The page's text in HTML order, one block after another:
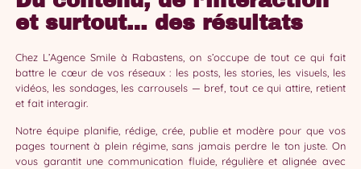
et surtout… des résultats
Chez L’Agence Smile à Rabastens, on s’occupe de tout ce qui fait
battre le cœur de vos réseaux : les posts, les stories, les visuels, les
vidéos, les sondages, les carrousels — bref, tout ce qui attire, retient
et fait interagir.
Notre équipe planifie, rédige, crée, publie et modère pour que vos
pages tournent à plein régime, sans jamais perdre le ton juste. On
vous garantit une communication fluide, régulière et alignée avec